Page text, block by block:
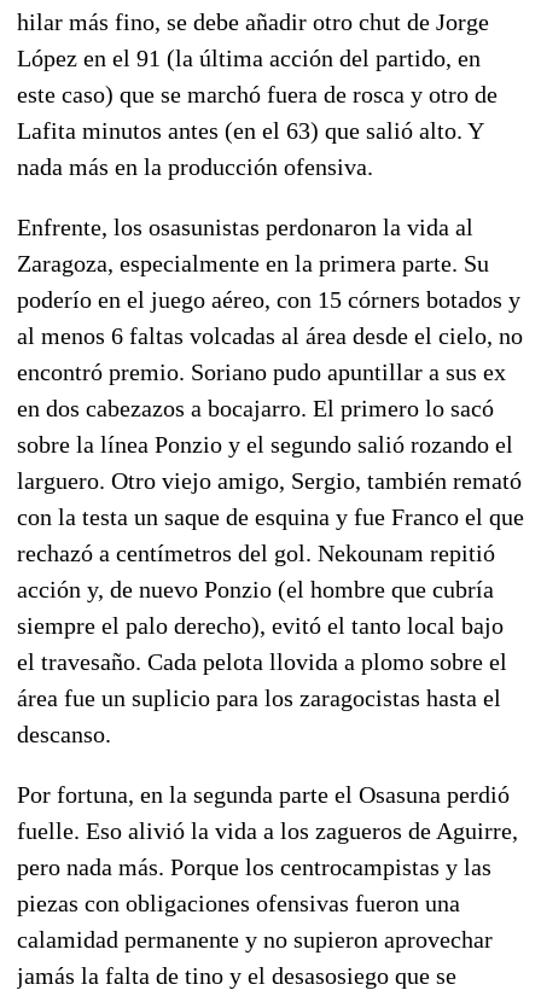
hilar más fino, se debe añadir otro chut de Jorge
López en el 91 (la última acción del partido, en
este caso) que se marchó fuera de rosca y otro de
Lafita minutos antes (en el 63) que salió alto. Y
nada más en la producción ofensiva.
Enfrente, los osasunistas perdonaron la vida al
Zaragoza, especialmente en la primera parte. Su
poderío en el juego aéreo, con 15 córners botados y
al menos 6 faltas volcadas al área desde el cielo, no
encontró premio. Soriano pudo apuntillar a sus ex
en dos cabezazos a bocajarro. El primero lo sacó
sobre la línea Ponzio y el segundo salió rozando el
larguero. Otro viejo amigo, Sergio, también remató
con la testa un saque de esquina y fue Franco el que
rechazó a centímetros del gol. Nekounam repitió
acción y, de nuevo Ponzio (el hombre que cubría
siempre el palo derecho), evitó el tanto local bajo
el travesaño. Cada pelota llovida a plomo sobre el
área fue un suplicio para los zaragocistas hasta el
descanso.
Por fortuna, en la segunda parte el Osasuna perdió
fuelle. Eso alivió la vida a los zagueros de Aguirre,
pero nada más. Porque los centrocampistas y las
piezas con obligaciones ofensivas fueron una
calamidad permanente y no supieron aprovechar
jamás la falta de tino y el desasosiego que se